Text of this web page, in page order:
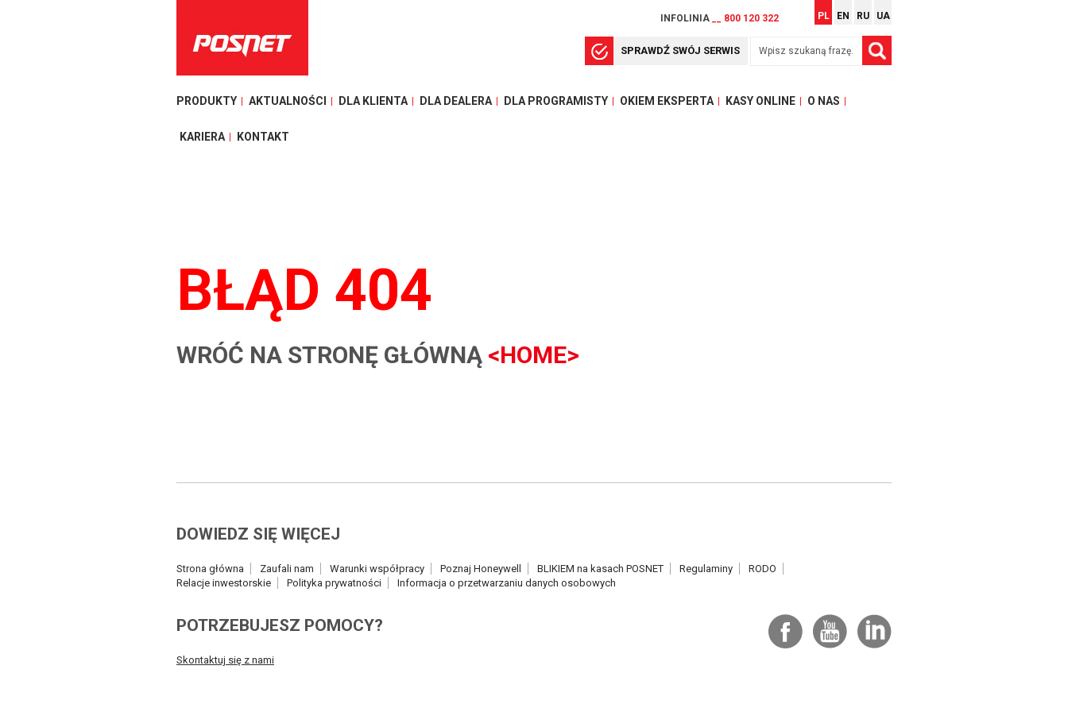
INFOLINIA __ 800 120 322 PL EN RU UA
SPRAWDŹ SWÓJ SERWIS
PRODUKTY AKTUALNOŚCI DLA KLIENTA DLA DEALERA DLA PROGRAMISTY OKIEM EKSPERTA KASY ONLINE O NAS
KARIERA KONTAKT
BŁĄD 404
WRÓĆ NA STRONĘ GŁÓWNĄ <HOME>
DOWIEDZ SIĘ WIĘCEJ
Strona główna Zaufali nam Warunki współpracy Poznaj Honeywell BLIKIEM na kasach POSNET Regulaminy
RODO
Relacje inwestorskie
Polityka prywatności Informacja o przetwarzaniu danych osobowych
POTRZEBUJESZ POMOCY?
Skontaktuj się z nami